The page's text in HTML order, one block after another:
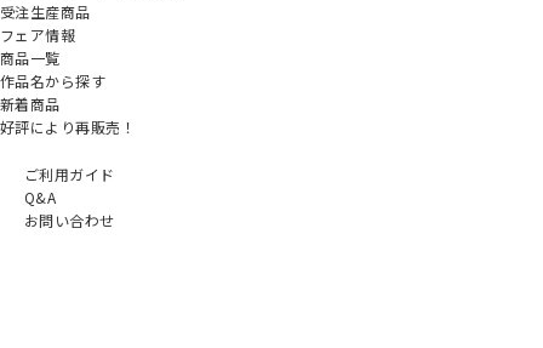
受注生産商品
フェア情報
商品一覧
作品名から探す
新着商品
好評により再販売！
ご利用ガイド
Q&A
お問い合わせ